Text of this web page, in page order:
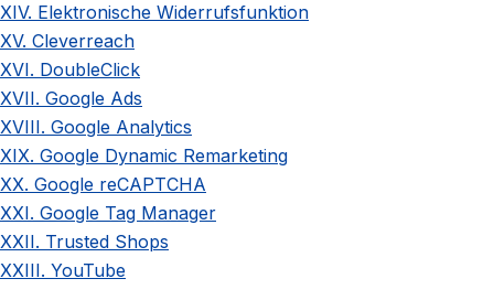
XIV. Elektronische Widerrufsfunktion
XV. Cleverreach
XVI. DoubleClick
XVII. Google Ads
XVIII. Google Analytics
XIX. Google Dynamic Remarketing
XX. Google reCAPTCHA
XXI. Google Tag Manager
XXII. Trusted Shops
XXIII. YouTube